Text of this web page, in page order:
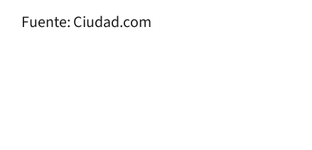
Fuente: Ciudad.com